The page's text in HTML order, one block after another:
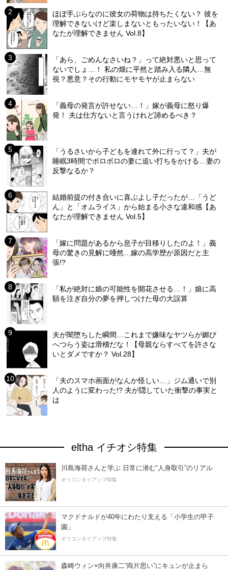
ほぼ手ぶらなのに彼女の荷物は持ちたくない？ 彼を
理解できないけど楽しまないともったいない！【あ
なたが理解できません Vol.8】
「あら、ごめんなさいね？」って絶対悪いと思って
ないでしょ…！ 私の畑に平然と踏み入る隣人…無
視？悪意？その行動にモヤモヤが止まらない
「義母の発言が許せない…！」嫁が義母に怒り爆
発！ 夫は仕方ないと言うけれど諦めるべき？
「うるさいから子どもを連れて外に行って？」夫が
睡眠3時間でボロボロの妻に追い打ちをかける…妻の
反撃なるか？
結婚前提の付き合いに喜ぶよし子だったが…「うど
ん」と「オムライス」から始まる小さな違和感【あ
なたが理解できません Vol.5】
「嫁に問題があるから息子が目移りしたのよ！」義
母の驚きの見解に唖然…嫁の高学歴が原因だと主
張!?
「私が絶対に娘の可能性を開花させる…！」娘に高
額を注ぎ自分の夢を押しつけた母の大誤算
夫が闇堕ちした瞬間…これまで嫌味なヤツらが媚び
へつらう姿は滑稽だな！【母親ならすべてを許さな
いとダメですか？ Vol.28】
「夫のスマホ画面がなんか怪しい…」ジム通いで別
人のように変わった!? 夫が隠していた衝撃の事実と
は
eltha イチオシ特集
川島海荷さんと学ぶ 日常に潜む“人身取引”のリアル
オリコンタイアップ特集
マクドナルドが40年にわたり支える「小学生の甲子
園」
オリコンタイアップ特集
森崎ウィン×向井康二“両片思い”にキュンが止まら